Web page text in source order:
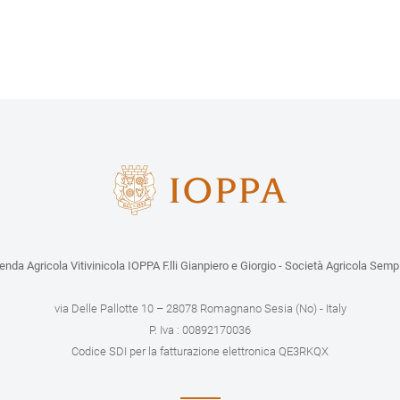
Agricola Vitivinicola IOPPA F.lli Gianpiero e Giorgio - Società Agricola
via Delle Pallotte 10 – 28078 Romagnano Sesia (No) - Italy
P. Iva : 00892170036
Codice SDI per la fatturazione elettronica QE3RKQX